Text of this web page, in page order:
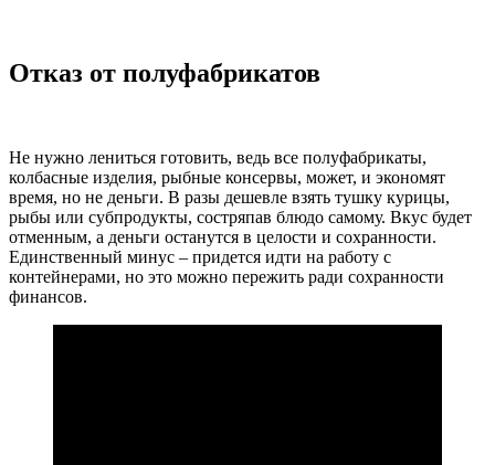
Отказ от полуфабрикатов
Не нужно лениться готовить, ведь все полуфабрикаты,
колбасные изделия, рыбные консервы, может, и экономят
время, но не деньги. В разы дешевле взять тушку курицы,
рыбы или субпродукты, состряпав блюдо самому. Вкус будет
отменным, а деньги останутся в целости и сохранности.
Единственный минус – придется идти на работу с
контейнерами, но это можно пережить ради сохранности
финансов.